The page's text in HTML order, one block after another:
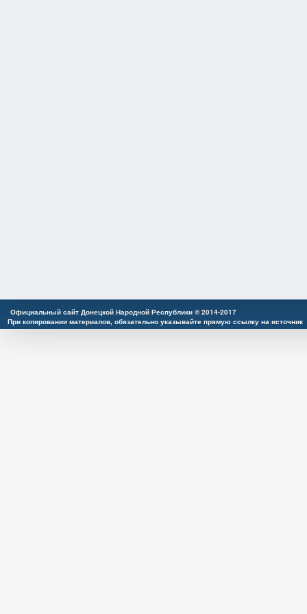
Официальный сайт Донецкой Народной Республики © 2014-2017
При копировании материалов, обязательно указывайте прямую ссылку на источник